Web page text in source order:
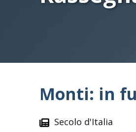
Monti: in
Secolo d'Italia